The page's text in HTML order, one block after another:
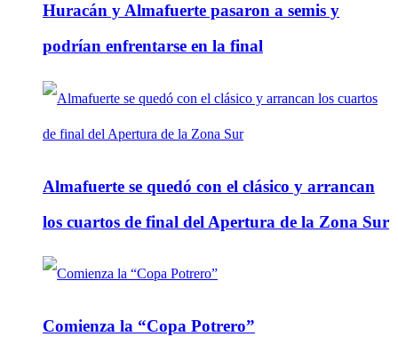
Huracán y Almafuerte pasaron a semis y
podrían enfrentarse en la final
Almafuerte se quedó con el clásico y arrancan
los cuartos de final del Apertura de la Zona Sur
Comienza la “Copa Potrero”